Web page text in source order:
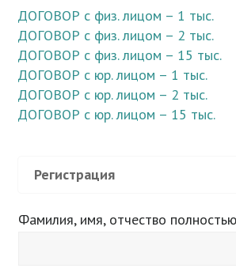
ДОГОВОР с физ. лицом – 1 тыс.
ДОГОВОР с физ. лицом – 2 тыс.
ДОГОВОР с физ. лицом – 15 тыс.
ДОГОВОР с юр. лицом – 1 тыс.
ДОГОВОР с юр. лицом – 2 тыс.
ДОГОВОР с юр. лицом – 15 тыс.
Регистрация
Фамилия, имя, отчество